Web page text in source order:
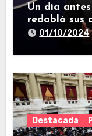
Un día
redobló sus
nacionales
01/10/2024
Destacada